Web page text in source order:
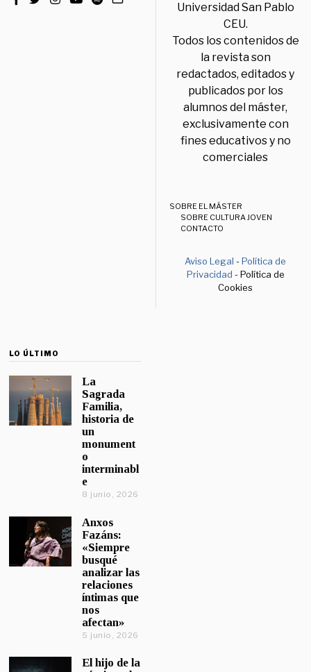
Universidad San Pablo
CEU.
Todos los contenidos de
la revista son
redactados, editados y
publicados por los
alumnos del máster,
exclusivamente con
fines educativos y no
comerciales
SOBRE EL MÁSTER
SOBRE CULTURA JOVEN
CONTACTO
Aviso Legal -Política de
Privacidad - Política de
Cookies
LO ÚLTIMO
La
Sagrada
Familia,
historia de
un
monument
o
interminabl
e
8 junio, 2026
Anxos
Fazáns:
«Siempre
busqué
analizar las
relaciones
íntimas que
nos
afectan»
5 junio, 2026
El hijo de la